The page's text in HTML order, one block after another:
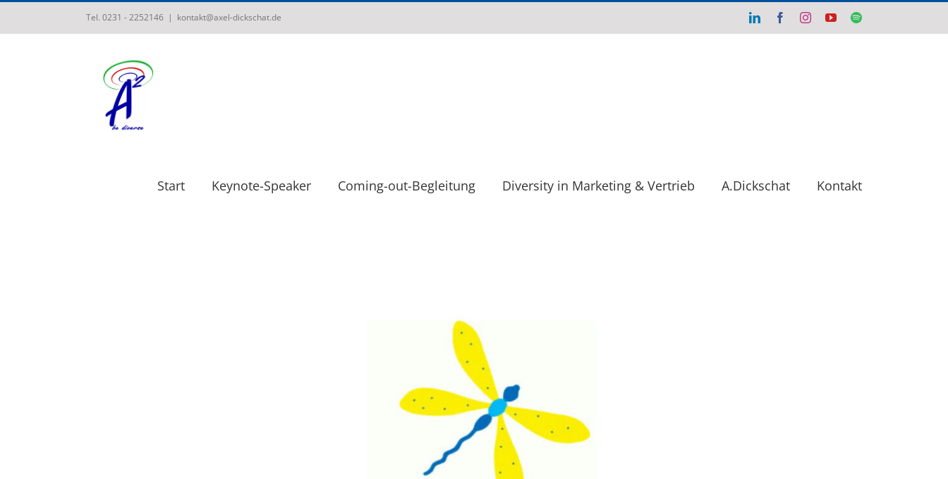
Tel. 0231 - 2252146 | kontakt@axel-dickschat.de LinkedInFacebookInstagramYouTubeSpotify
Start Keynote-Speaker Coming-out-Begleitung Diversity in Marketing & Vertrieb A.Dickschat Kontakt